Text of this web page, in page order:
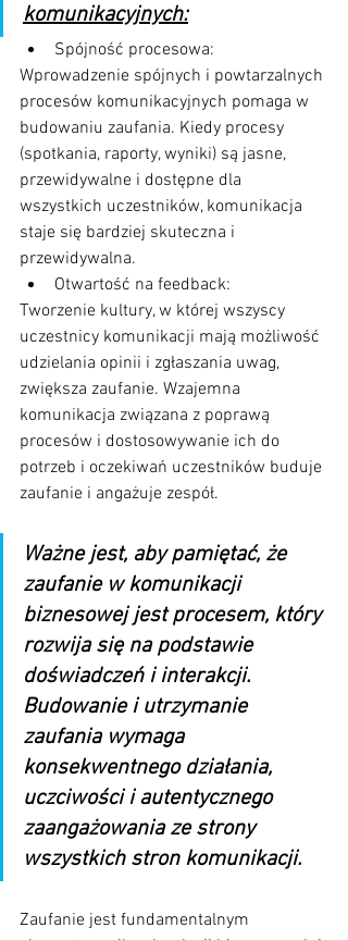
komunikacyjnych:
Spójność procesowa:
Wprowadzenie spójnych i powtarzalnych
procesów komunikacyjnych pomaga w
budowaniu zaufania. Kiedy procesy
(spotkania, raporty, wyniki) są jasne,
przewidywalne i dostępne dla
wszystkich uczestników, komunikacja
staje się bardziej skuteczna i
przewidywalna.
Otwartość na feedback:
Tworzenie kultury, w której wszyscy
uczestnicy komunikacji mają możliwość
udzielania opinii i zgłaszania uwag,
zwiększa zaufanie. Wzajemna
komunikacja związana z poprawą
procesów i dostosowywanie ich do
potrzeb i oczekiwań uczestników buduje
zaufanie i angażuje zespół.
Ważne jest, aby pamiętać, że
zaufanie w komunikacji
biznesowej jest procesem, który
rozwija się na podstawie
doświadczeń i interakcji.
Budowanie i utrzymanie
zaufania wymaga
konsekwentnego działania,
uczciwości i autentycznego
zaangażowania ze strony
wszystkich stron komunikacji.
Zaufanie jest fundamentalnym